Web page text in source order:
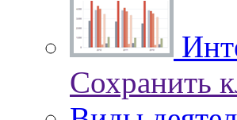
Сохранить